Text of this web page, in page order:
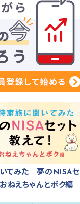
てみた 夢のNISAセ
ねえちゃんとボク編